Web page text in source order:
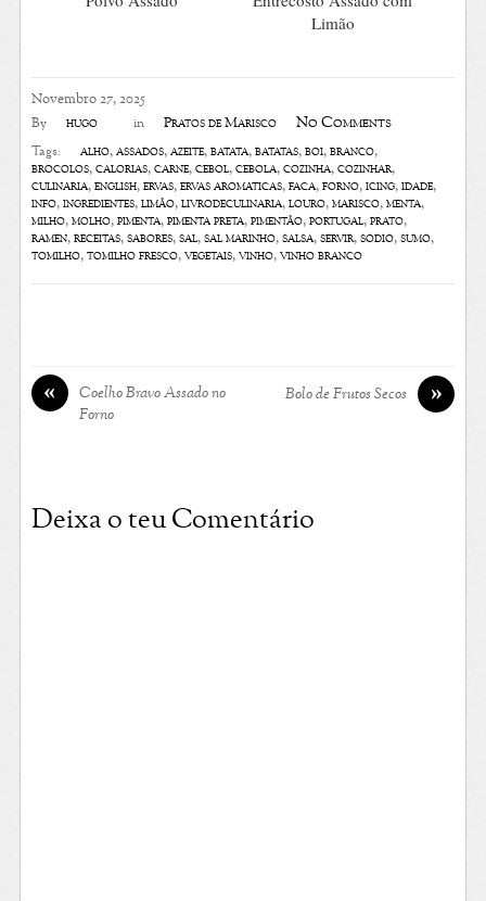
Novembro 27, 2025
By hugo in Pratos de Marisco No Comments
Tags: alho,assados,azeite,batata,batatas,boi,branco,
brócolos,calorias,carne,cebol,cebola,cozinha,cozinhar,
culinária,english,ervas,ervas aromáticas,faca,forno,icing,idade,
info,ingredientes,limão,livrodeculinaria,louro,marisco,menta,
milho,molho,pimenta,pimenta preta,pimentão,portugal,prato,
ramen,receitas,sabores,sal,sal marinho,salsa,servir,sódio,sumo,
tomilho,tomilho fresco,vegetais,vinho,vinho branco
Limão
«
Coelho Bravo Assado no
Forno
»
Bolo de Frutos Secos
Deixa o teu Comentário